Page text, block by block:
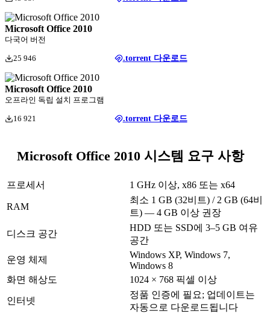
Microsoft Office 2010
다국어 버전
25 946 .torrent 다운로드
Microsoft Office 2010
오프라인 독립 설치 프로그램
16 921 .torrent 다운로드
Microsoft Office 2010 시스템 요구 사항
프로세서 1 GHz 이상, x86 또는 x64
RAM
최소 1 GB (32비트) / 2 GB (64비
트) — 4 GB 이상 권장
디스크 공간
HDD 또는 SSD에 3–5 GB 여유
공간
운영 체제
Windows XP, Windows 7,
Windows 8
화면 해상도
1024 × 768 픽셀 이상
인터넷
정품 인증에 필요; 업데이트는
자동으로 다운로드됩니다